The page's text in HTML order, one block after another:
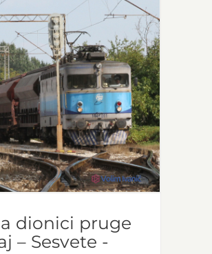
dionici pruge
– Sesvete -